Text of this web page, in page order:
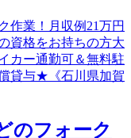
のフォーク